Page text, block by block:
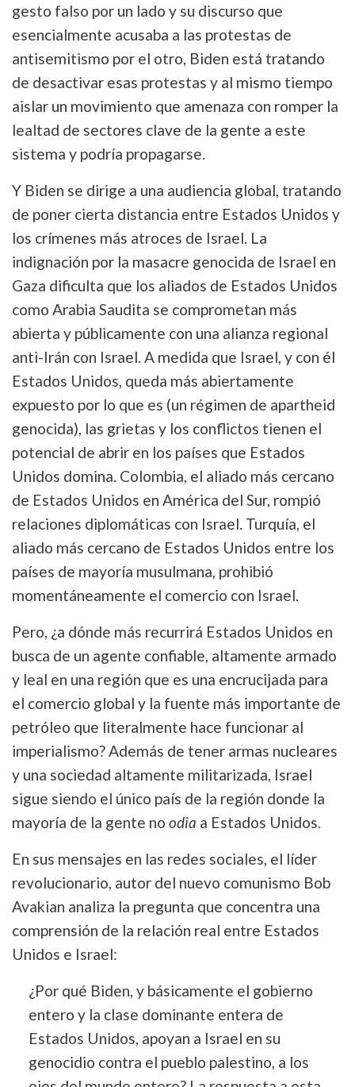
gesto falso por un lado y su discurso que
esencialmente acusaba a las protestas de
antisemitismo por el otro, Biden está tratando
de desactivar esas protestas y al mismo tiempo
aislar un movimiento que amenaza con romper la
lealtad de sectores clave de la gente a este
sistema y podría propagarse.
Y Biden se dirige a una audiencia global, tratando
de poner cierta distancia entre Estados Unidos y
los crímenes más atroces de Israel. La
indignación por la masacre genocida de Israel en
Gaza dificulta que los aliados de Estados Unidos
como Arabia Saudita se comprometan más
abierta y públicamente con una alianza regional
anti-Irán con Israel. A medida que Israel, y con él
Estados Unidos, queda más abiertamente
expuesto por lo que es (un régimen de apartheid
genocida), las grietas y los conflictos tienen el
potencial de abrir en los países que Estados
Unidos domina. Colombia, el aliado más cercano
de Estados Unidos en América del Sur, rompió
relaciones diplomáticas con Israel. Turquía, el
aliado más cercano de Estados Unidos entre los
países de mayoría musulmana, prohibió
momentáneamente el comercio con Israel.
Pero, ¿a dónde más recurrirá Estados Unidos en
busca de un agente confiable, altamente armado
y leal en una región que es una encrucijada para
el comercio global y la fuente más importante de
petróleo que literalmente hace funcionar al
imperialismo? Además de tener armas nucleares
y una sociedad altamente militarizada, Israel
sigue siendo el único país de la región donde la
mayoría de la gente no odia a Estados Unidos.
En sus mensajes en las redes sociales, el líder
revolucionario, autor del nuevo comunismo Bob
Avakian analiza la pregunta que concentra una
comprensión de la relación real entre Estados
Unidos e Israel:
¿Por qué Biden, y básicamente el gobierno
entero y la clase dominante entera de
Estados Unidos, apoyan a Israel en su
genocidio contra el pueblo palestino, a los